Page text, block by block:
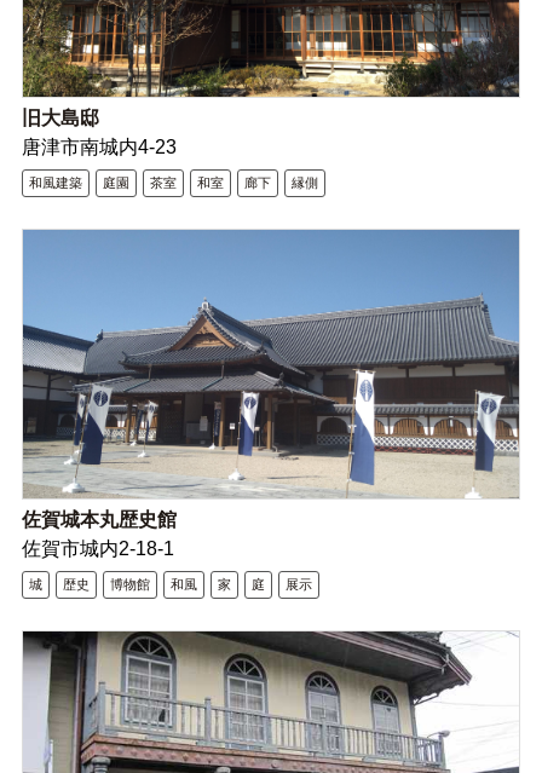
旧大島邸
唐津市南城内4-23
和風建築 庭園 茶室 和室 廊下 縁側
佐賀城本丸歴史館
佐賀市城内2-18-1
城 歴史 博物館 和風 家 庭 展示